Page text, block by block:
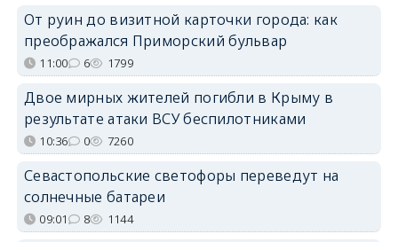
От руин до визитной карточки города: как
преображался Приморский бульвар
11:00 6 1799
Двое мирных жителей погибли в Крыму в
результате атаки ВСУ беспилотниками
10:36 0 7260
Севастопольские светофоры переведут на
солнечные батареи
09:01 8 1144